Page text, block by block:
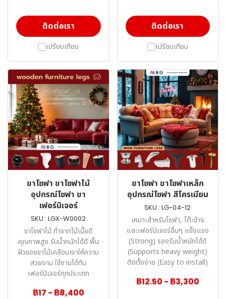
ติดต่อเรา
เปรียบเทียบ
ติดต่อเรา
เปรียบเทียบ
ขาโซฟา ขาโซฟาไม้
อุปกรณ์โซฟา ขา
เฟอร์นิเจอร์
SKU : LGX-W0002
ขาโซฟาไม้ ทำจากไม้เนื้อดี
คุณภาพสูง รับน้ำหนักได้ดี พื้น
ผิวของขาไม้เคลือบเงาให้ความ
สวยงาม ใช้งานได้กับ
เฟอร์นิเจอร์ทุกประเภท
฿17 - ฿8,400
ขาโซฟา ขาโซฟาเหล็ก
อุปกรณ์โซฟา สีโครเมียม
SKU : LG-04-12
เหมาะสำหรับโซฟา, โต๊ะข้าง
และเฟอร์นิเจอร์อื่นๆ แข็งแรง
(Strong) รองรับน้ำหนักได้ดี
(Supports heavy weight)
ติดตั้งง่าย (Easy to install)
฿12.50 - ฿3,300